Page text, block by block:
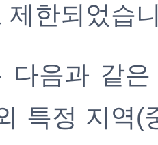
제한되었습
다음과 같
특정 지역(